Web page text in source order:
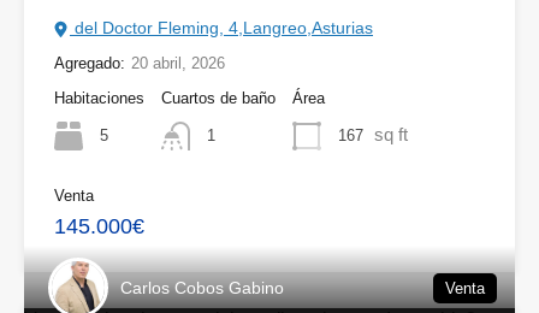
del Doctor Fleming, 4,Langreo,Asturias
Agregado: 20 abril, 2026
Habitaciones
5
Cuartos de baño
1
Área
167 sq ft
Venta
145.000€
Carlos Cobos Gabino Venta